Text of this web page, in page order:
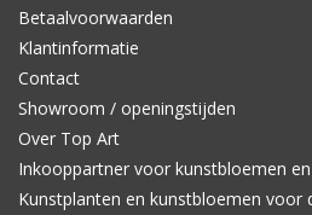
Betaalvoorwaarden
Klantinformatie
Contact
Showroom / openingstijden
Over Top Art
Inkooppartner voor kunstbloemen
Kunstplanten en kunstbloemen voor